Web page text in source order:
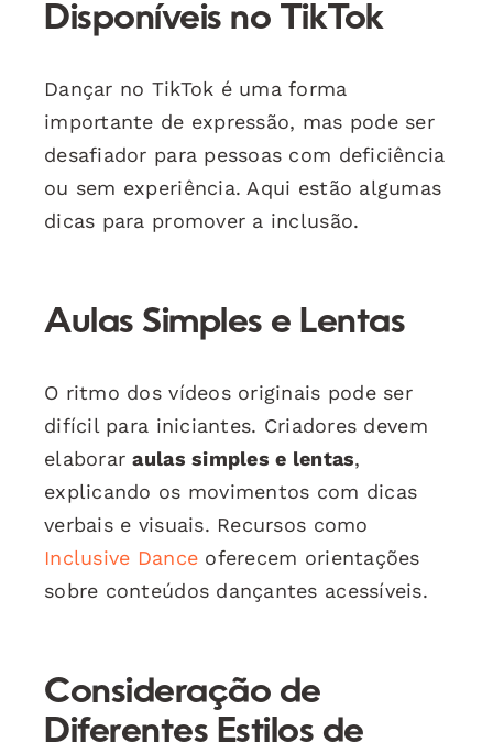
Disponíveis no TikTok
Dançar no TikTok é uma forma
importante de expressão, mas pode ser
desafiador para pessoas com deficiência
ou sem experiência. Aqui estão algumas
dicas para promover a inclusão.
Aulas Simples e Lentas
O ritmo dos vídeos originais pode ser
difícil para iniciantes. Criadores devem
elaboraraulas simples e lentas,
explicando os movimentos com dicas
verbais e visuais. Recursos como
Inclusive Dance oferecem orientações
sobre conteúdos dançantes acessíveis.
Consideração de
Diferentes Estilos de